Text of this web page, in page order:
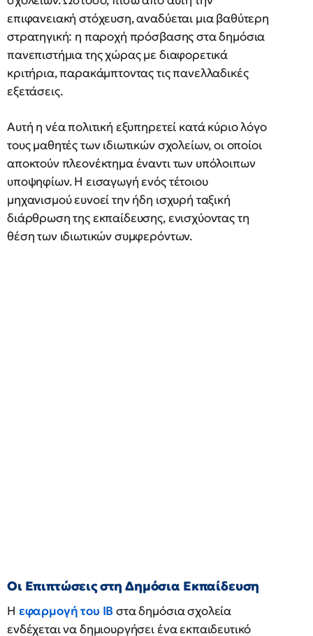
επιφανειακή στόχευση, αναδύεται μια βαθύτερη
στρατηγική: η παροχή πρόσβασης στα δημόσια
πανεπιστήμια της χώρας με διαφορετικά
κριτήρια, παρακάμπτοντας τις πανελλαδικές
εξετάσεις.
Αυτή η νέα πολιτική εξυπηρετεί κατά κύριο λόγο
τους μαθητές των ιδιωτικών σχολείων, οι οποίοι
αποκτούν πλεονέκτημα έναντι των υπόλοιπων
υποψηφίων. Η εισαγωγή ενός τέτοιου
μηχανισμού ευνοεί την ήδη ισχυρή ταξική
διάρθρωση της εκπαίδευσης, ενισχύοντας τη
θέση των ιδιωτικών συμφερόντων.
Οι Επιπτώσεις στη Δημόσια Εκπαίδευση
Η εφαρμογή του IB στα δημόσια σχολεία
ενδέχεται να δημιουργήσει ένα εκπαιδευτικό